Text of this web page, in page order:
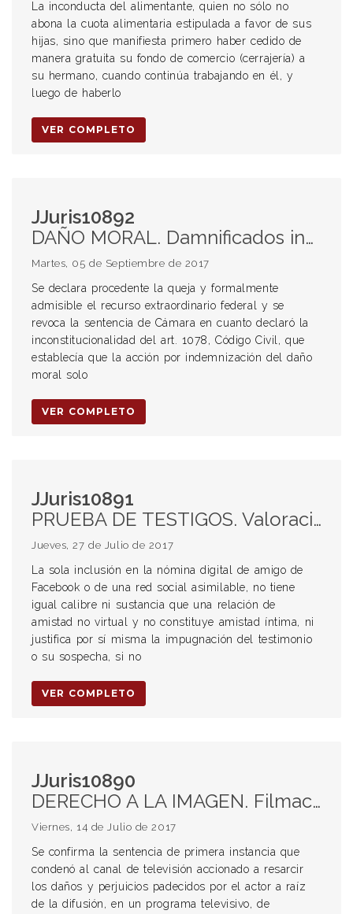
La inconducta del alimentante, quien no sólo no
abona la cuota alimentaria estipulada a favor de sus
hijas, sino que manifiesta primero haber cedido de
manera gratuita su fondo de comercio (cerrajería) a
su hermano, cuando continúa trabajando en él, y
luego de haberlo
VER COMPLETO
JJuris10892
DAÑO MORAL. Damnificados indirectos. Falta de legitimación. Art. 1078 Código Civil y Comercial.
Martes, 05 de Septiembre de 2017
Se declara procedente la queja y formalmente
admisible el recurso extraordinario federal y se
revoca la sentencia de Cámara en cuanto declaró la
inconstitucionalidad del art. 1078, Código Civil, que
establecía que la acción por indemnización del daño
moral solo
VER COMPLETO
JJuris10891
PRUEBA DE TESTIGOS. Valoración. Amigos de Facebook. Redes sociales.
Jueves, 27 de Julio de 2017
La sola inclusión en la nómina digital de amigo de
Facebook o de una red social asimilable, no tiene
igual calibre ni sustancia que una relación de
amistad no virtual y no constituye amistad íntima, ni
justifica por sí misma la impugnación del testimonio
o su sospecha, si no
VER COMPLETO
JJuris10890
DERECHO A LA IMAGEN. Filmación. Consentimiento. Difusión.
Viernes, 14 de Julio de 2017
Se confirma la sentencia de primera instancia que
condenó al canal de televisión accionado a resarcir
los daños y perjuicios padecidos por el actor a raíz
de la difusión, en un programa televisivo, de